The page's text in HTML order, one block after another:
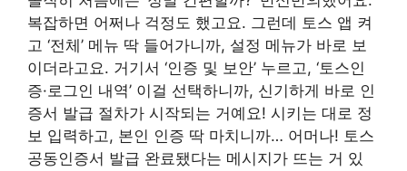
복잡하면 어쩌나 걱정도 했고요. 그런데 토스 앱 켜
고 ‘전체’ 메뉴 딱 들어가니까, 설정 메뉴가 바로 보
이더라고요. 거기서 ‘인증 및 보안’ 누르고, ‘토스인
증·로그인 내역’ 이걸 선택하니까, 신기하게 바로 인
증서 발급 절차가 시작되는 거예요! 시키는 대로 정
보 입력하고, 본인 인증 딱 마치니까… 어머나! 토스
공동인증서 발급 완료됐다는 메시지가 뜨는 거 있